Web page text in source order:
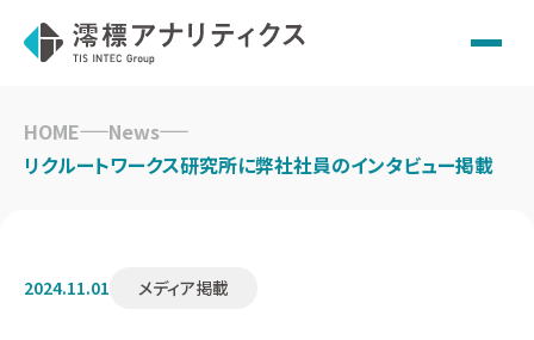
content
HOME
News
リクルートワークス研究所に弊社社員のインタビュー掲載
2024.11.01 メディア掲載